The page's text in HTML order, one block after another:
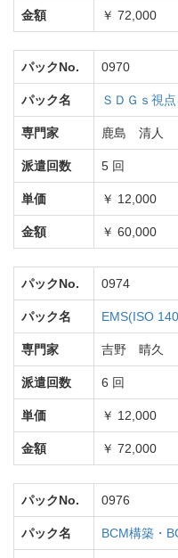
金額 ￥ 72,000
パックNo. 0970
パック名 ＳＤＧｓ視
専門家 鹿島 清人
派遣回数 5 回
単価 ￥ 12,000
金額 ￥ 60,000
パックNo. 0974
パック名 EMS(ISO
専門家 吉野 晴久
派遣回数 6 回
単価 ￥ 12,000
金額 ￥ 72,000
パックNo. 0976
パック名 BCM構築・